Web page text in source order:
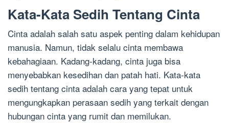
Kata-Kata Sedih Tentang Cinta
Cinta adalah salah satu aspek penting dalam kehidupan
manusia. Namun, tidak selalu cinta membawa
kebahagiaan. Kadang-kadang, cinta juga bisa
menyebabkan kesedihan dan patah hati. Kata-kata
sedih tentang cinta adalah cara yang tepat untuk
mengungkapkan perasaan sedih yang terkait dengan
hubungan cinta yang rumit dan memilukan.